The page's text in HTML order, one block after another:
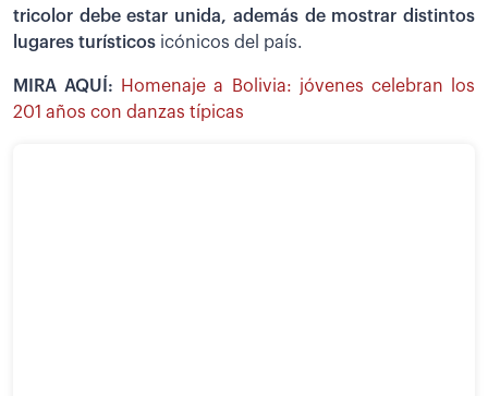
tricolor debe estar unida, además de mostrar distintos
lugares turísticos icónicos del país.
MIRA AQUÍ:
Homenaje a Bolivia: jóvenes celebran los
201 años con danzas típicas